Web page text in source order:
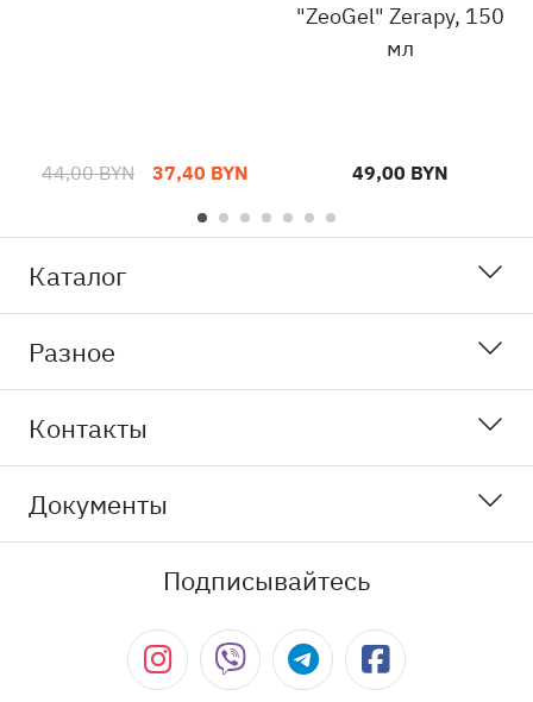
44,00 BYN 37,40 BYN
"ZeoGel" Zerapy, 150
мл
49,00 BYN
Каталог
Разное
Контакты
Документы
Подписывайтесь